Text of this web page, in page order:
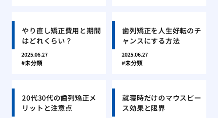
やり直し矯正費用と期間
はどれくらい？
2025.06.27
未分類
歯列矯正を人生好転のチ
ャンスにする方法
2025.06.27
未分類
20代30代の歯列矯正メ
リットと注意点
就寝時だけのマウスピー
ス効果と限界